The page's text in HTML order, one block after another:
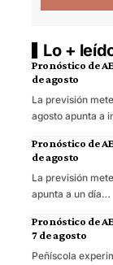
Lo +
Pronóstico de
de agosto
La previsión
agosto apunta a
Pronóstico de
de agosto
La previsión
apunta a un día…
Pronóstico de
7 de agosto
Peñíscola